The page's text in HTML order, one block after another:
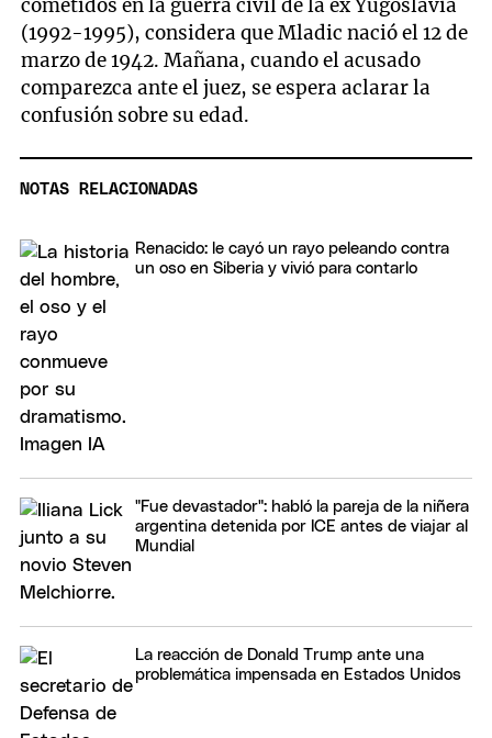
cometidos en la guerra civil de la ex Yugoslavia
(1992-1995), considera que Mladic nació el 12 de
marzo de 1942. Mañana, cuando el acusado
comparezca ante el juez, se espera aclarar la
confusión sobre su edad.
NOTAS RELACIONADAS
Renacido: le cayó un rayo peleando contra
un oso en Siberia y vivió para contarlo
"Fue devastador": habló la pareja de la niñera
argentina detenida por ICE antes de viajar al
Mundial
La reacción de Donald Trump ante una
problemática impensada en Estados Unidos